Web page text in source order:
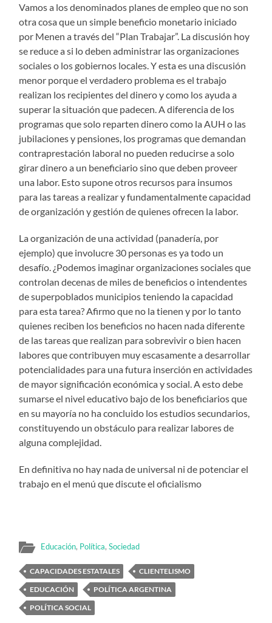
Vamos a los denominados planes de empleo que no son
otra cosa que un simple beneficio monetario iniciado
por Menen a través del “Plan Trabajar”. La discusión hoy
se reduce a si lo deben administrar las organizaciones
sociales o los gobiernos locales. Y esta es una discusión
menor porque el verdadero problema es el trabajo
realizan los recipientes del dinero y como los ayuda a
superar la situación que padecen. A diferencia de los
programas que solo reparten dinero como la AUH o las
jubilaciones y pensiones, los programas que demandan
contraprestación laboral no pueden reducirse a solo
girar dinero a un beneficiario sino que deben proveer
una labor. Esto supone otros recursos para insumos
para las tareas a realizar y fundamentalmente capacidad
de organización y gestión de quienes ofrecen la labor.
La organización de una actividad (panadería, por
ejemplo) que involucre 30 personas es ya todo un
desafío. ¿Podemos imaginar organizaciones sociales que
controlan decenas de miles de beneficios o intendentes
de superpoblados municipios teniendo la capacidad
para esta tarea? Afirmo que no la tienen y por lo tanto
quienes reciben los beneficios no hacen nada diferente
de las tareas que realizan para sobrevivir o bien hacen
labores que contribuyen muy escasamente a desarrollar
potencialidades para una futura inserción en actividades
de mayor significación económica y social. A esto debe
sumarse el nivel educativo bajo de los beneficiarios que
en su mayoría no ha concluido los estudios secundarios,
constituyendo un obstáculo para realizar labores de
alguna complejidad.
En definitiva no hay nada de universal ni de potenciar el
trabajo en el menú que discute el oficialismo
Educación, Política,Sociedad
CAPACIDADES ESTATALES
CLIENTELISMO
EDUCACIÓN
POLÍTICA ARGENTINA
POLÍTICA SOCIAL